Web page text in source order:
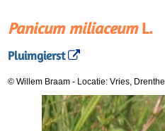
Panicum miliaceumL.
Pluimgierst
© Willem Braam - Locatie: Vries, Drenthe